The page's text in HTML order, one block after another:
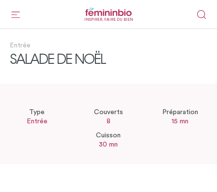
INSPIRER, FAIRE DU BIEN
Entrée
SALADE DE NOËL
Type
Entrée
Couverts
8
Préparation
15 mn
Cuisson
30 mn